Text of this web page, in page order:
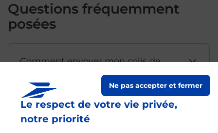
Le respect de votre vie privée,
notre priorité
Ne pas accepter et fermer
Questions fréquemment
posées
Comment envoyer mon colis de
Est-il possible d’acheter un
emballage directement depuis un